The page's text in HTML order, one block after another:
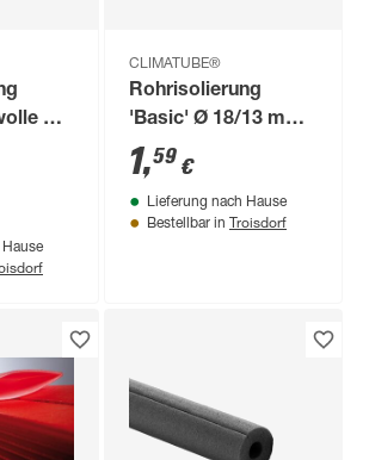
Ø
1 m
CLIMATUBE®
Rohrisolierung
'Basic' Ø 18/13 mm
vorgeschlitzt 1 m
1,59 €
Lieferung nach Hause
Bestellbar in Troisdorf